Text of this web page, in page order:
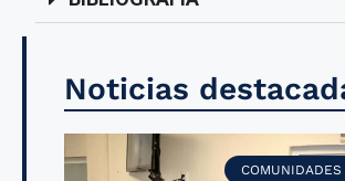
Noticias
COMUNIDADES